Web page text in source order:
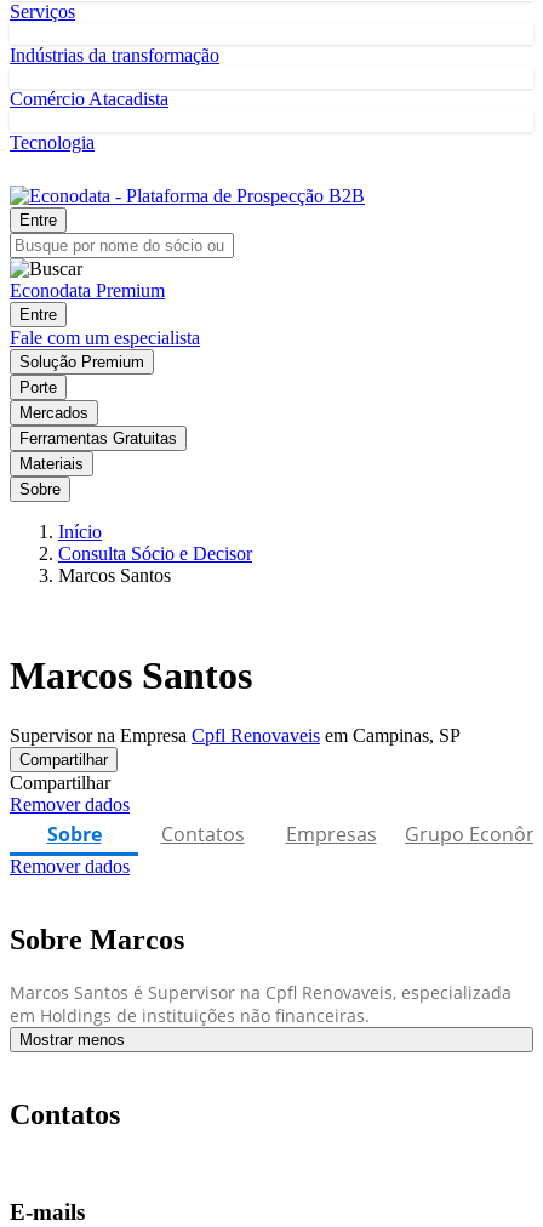
Serviços
Indústrias da transformação
Comércio Atacadista
Tecnologia
Entre
Econodata Premium
Entre
Fale com um especialista
Solução Premium
Porte
Mercados
Ferramentas Gratuitas
Materiais
Sobre
Início
Consulta Sócio e Decisor
Marcos Santos
Marcos Santos
Supervisor na Empresa Cpfl Renovaveis em Campinas, SP
Compartilhar
Compartilhar
Remover dados
Sobre Contatos Empresas Grupo
Remover dados
Sobre Marcos
Marcos Santos é Supervisor na Cpfl Renovaveis, especializada
em Holdings de instituições não financeiras.
Mostrar menos
Contatos
E-mails